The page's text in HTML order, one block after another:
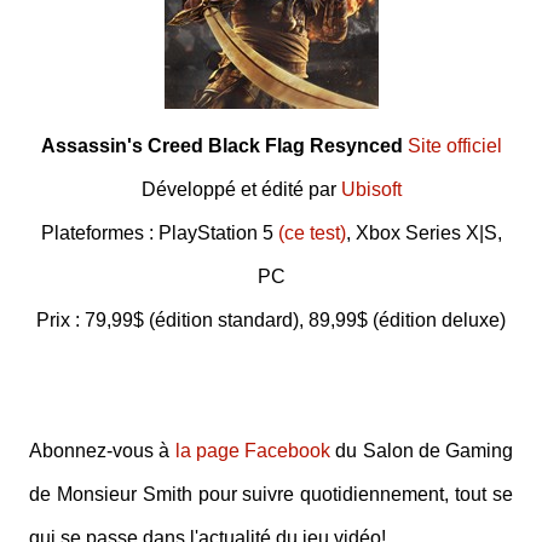
Assassin's Creed Black Flag Resynced Site officiel
Développé et édité par Ubisoft
Plateformes : PlayStation 5 (ce test), Xbox Series X|S,
PC
Prix : 79,99$ (édition standard), 89,99$ (édition deluxe)
Abonnez-vous à la page Facebook du Salon de Gaming
de Monsieur Smith pour suivre quotidiennement, tout se
qui se passe dans l'actualité du jeu vidéo!